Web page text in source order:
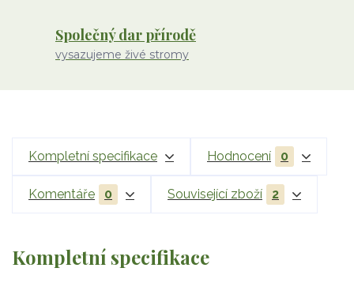
Společný dar přírodě
vysazujeme živé stromy
Kompletní specifikace Hodnocení 0
Komentáře 0 Související zboží 2
Kompletní specifikace